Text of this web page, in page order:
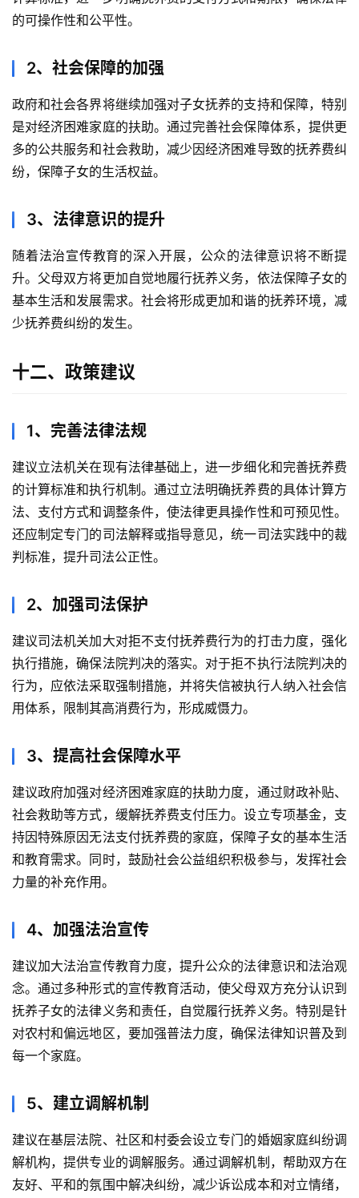
的可操作性和公平性。
2、社会保障的加强
政府和社会各界将继续加强对子女抚养的支持和保障，特别
是对经济困难家庭的扶助。通过完善社会保障体系，提供更
多的公共服务和社会救助，减少因经济困难导致的抚养费纠
纷，保障子女的生活权益。
3、法律意识的提升
随着法治宣传教育的深入开展，公众的法律意识将不断提
升。父母双方将更加自觉地履行抚养义务，依法保障子女的
基本生活和发展需求。社会将形成更加和谐的抚养环境，减
少抚养费纠纷的发生。
十二、政策建议
1、完善法律法规
建议立法机关在现有法律基础上，进一步细化和完善抚养费
的计算标准和执行机制。通过立法明确抚养费的具体计算方
法、支付方式和调整条件，使法律更具操作性和可预见性。
还应制定专门的司法解释或指导意见，统一司法实践中的裁
判标准，提升司法公正性。
2、加强司法保护
建议司法机关加大对拒不支付抚养费行为的打击力度，强化
执行措施，确保法院判决的落实。对于拒不执行法院判决的
行为，应依法采取强制措施，并将失信被执行人纳入社会信
用体系，限制其高消费行为，形成威慑力。
3、提高社会保障水平
建议政府加强对经济困难家庭的扶助力度，通过财政补贴、
社会救助等方式，缓解抚养费支付压力。设立专项基金，支
持因特殊原因无法支付抚养费的家庭，保障子女的基本生活
和教育需求。同时，鼓励社会公益组织积极参与，发挥社会
力量的补充作用。
4、加强法治宣传
建议加大法治宣传教育力度，提升公众的法律意识和法治观
念。通过多种形式的宣传教育活动，使父母双方充分认识到
抚养子女的法律义务和责任，自觉履行抚养义务。特别是针
对农村和偏远地区，要加强普法力度，确保法律知识普及到
每一个家庭。
5、建立调解机制
建议在基层法院、社区和村委会设立专门的婚姻家庭纠纷调
解机构，提供专业的调解服务。通过调解机制，帮助双方在
友好、平和的氛围中解决纠纷，减少诉讼成本和对立情绪，